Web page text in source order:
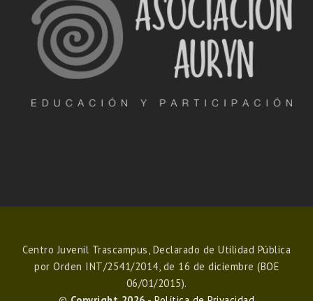
Centro Juvenil Trascampus, Declarado de Utilidad Pública
por Orden INT/2541/2014, de 16 de diciembre (BOE
06/01/2015).